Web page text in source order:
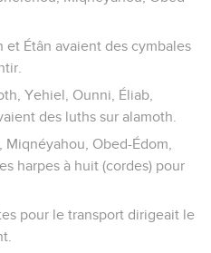
et Étân avaient des cymbales
Yehiel, Ounni, Éliab,
des luths sur alamoth.
Obed-Édom,
harpes à huit (cordes) pour
pour le transport dirigeait le